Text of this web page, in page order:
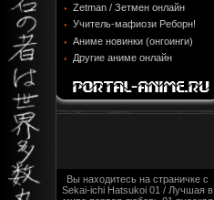
Zetman / Зетмен онлайн
Учитель-мафиози Реборн!
Аниме новинки (онгоинги)
Другие аниме онлайн
Вы находитесь на страничке с
Sekai-ichi Hatsukoi 01 / Лучшая в